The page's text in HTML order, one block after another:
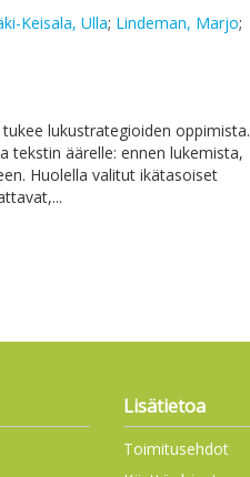
Keisala, Ulla; Lindeman, Marjo;
lukustrategioiden oppimista.
tekstin äärelle: ennen lukemista,
Huolella valitut ikätasoiset
Lisätietoa
Toimitusehdot